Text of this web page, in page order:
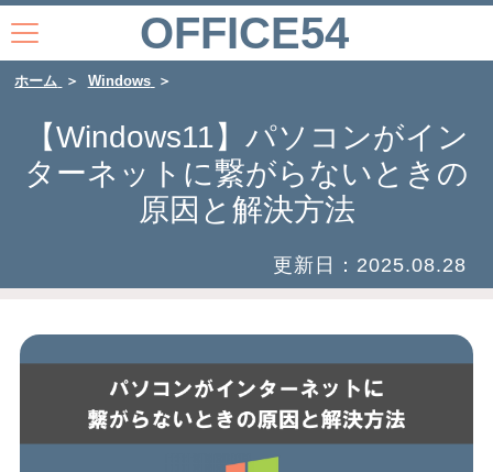
OFFICE54
ホーム Windows
【Windows11】パソコンがイン
ターネットに繋がらないときの
原因と解決方法
更新日： 2025.08.28